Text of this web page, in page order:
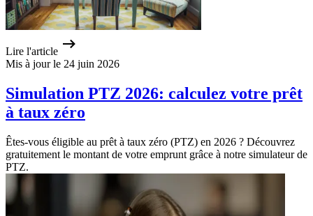
Lire l'article
Mis à jour le 24 juin 2026
Simulation PTZ 2026: calculez votre prêt
à taux zéro
Êtes-vous éligible au prêt à taux zéro (PTZ) en 2026 ? Découvrez
gratuitement le montant de votre emprunt grâce à notre simulateur de
PTZ.